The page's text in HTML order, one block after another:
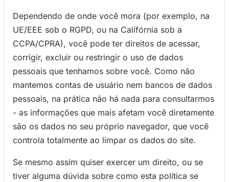
Dependendo de onde você mora (por exemplo, na
UE/EEE sob o RGPD, ou na Califórnia sob a
CCPA/CPRA), você pode ter direitos de acessar,
corrigir, excluir ou restringir o uso de dados
pessoais que tenhamos sobre você. Como não
mantemos contas de usuário nem bancos de dados
pessoais, na prática não há nada para consultarmos
- as informações que mais afetam você diretamente
são os dados no seu próprio navegador, que você
controla totalmente ao limpar os dados do site.
Se mesmo assim quiser exercer um direito, ou se
tiver alguma dúvida sobre como esta política se